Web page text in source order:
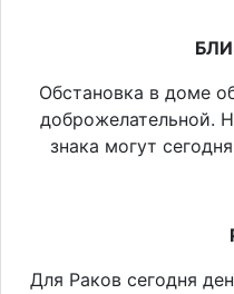
Обстановка в доме
доброжелательной.
знака могут
Для Раков сегодня